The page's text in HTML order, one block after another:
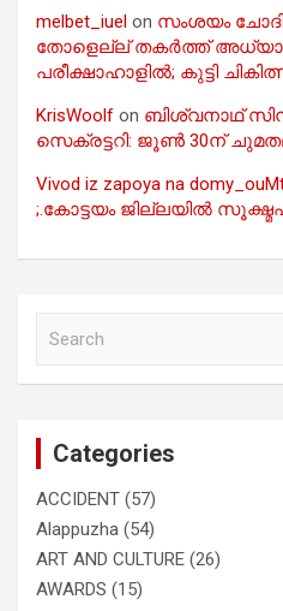
melbet_iuel on സംശയം
തോളെല്ല് തകർത്ത്
പരീക്ഷാഹാളിൽ; കുട്ടി
KrisWoolf on ബിശ്വനാഥ്
സെക്രട്ടറി: ജൂൺ 30ന്
Vivod iz zapoya na
;.കോട്ടയം ജില്ലയിൽ
Categories
ACCIDENT (57)
Alappuzha (54)
ART AND CULTURE (26)
AWARDS (15)